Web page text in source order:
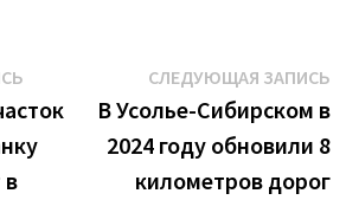
Предыдущая
запись:
СЛЕДУЮЩАЯ ЗАПИСЬ
В Усолье-Сибирском в
2024 году обновили 8
километров дорог